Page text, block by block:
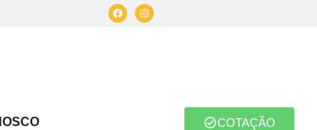
COTAÇÃO